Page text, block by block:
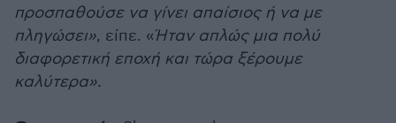
προσπαθούσε να γίνει απαίσιος ή να με
πληγώσει», είπε. «Ήταν απλώς μια πολύ
διαφορετική εποχή και τώρα ξέρουμε
καλύτερα».